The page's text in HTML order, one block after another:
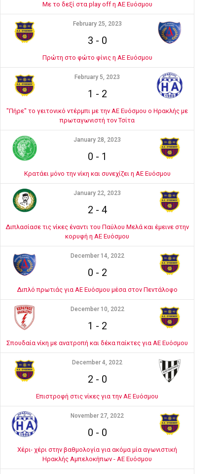
Με το δεξί στα play off η ΑΕ Ευόσμου
February 25, 2023
3 - 0
Πρώτη στο φώτο φίνις η ΑΕ Ευόσμου
February 5, 2023
1 - 2
"Πήρε" το γειτονικό ντέρμπι με την ΑΕ Ευόσμου ο Ηρακλής με
πρωταγωνιστή τον Τσίτα
January 28, 2023
0 - 1
Κρατάει μόνο την νίκη και συνεχίζει η ΑΕ Ευόσμου
January 22, 2023
2 - 4
Διπλασίασε τις νίκες έναντι του Παύλου Μελά και έμεινε στην
κορυφή η ΑΕ Ευόσμου
December 14, 2022
0 - 2
Διπλό πρωτιάς για ΑΕ Ευόσμου μέσα στον Πεντάλοφο
December 10, 2022
1 - 2
Σπουδαία νίκη με ανατροπή και δέκα παίκτες για ΑΕ Ευόσμου
December 4, 2022
2 - 0
Επιστροφή στις νίκες για την ΑΕ Ευόσμου
November 27, 2022
0 - 0
Χέρι- χέρι στην βαθμολογία για ακόμα μία αγωνιστική
Ηρακλής Αμπελοκήπων - ΑΕ Ευόσμου